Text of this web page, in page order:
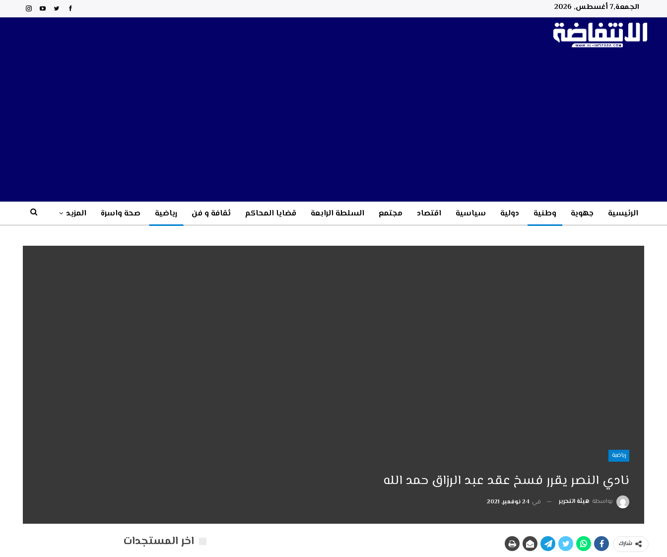
الجمعة,7 أغسطس, 2026
الرئيسية جهوية وطنية دولية سياسية اقتصاد مجتمع السلطة الرابعة قضايا المحاكم ثقافة و فن رياضية صحة واسرة المزيد
رياضية
نادي النصر يقرر فسخ عقد عبد الرزاق حمد الله
بواسطة هيئة التحرير في 24 نوفمبر, 2021
شارك اخر المستجدات